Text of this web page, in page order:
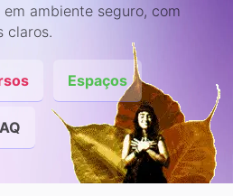
ambiente seguro, com
claros.
Espaços